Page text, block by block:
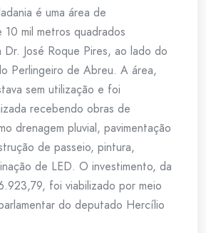
é uma área de
10 mil metros quadrados
Dr. José Roque Pires, ao lado do
Perlingeiro de Abreu. A área,
sem utilização e foi
recebendo obras de
drenagem pluvial, pavimentação
de passeio, pintura,
de LED. O investimento, da
foi viabilizado por meio
do deputado Hercílio